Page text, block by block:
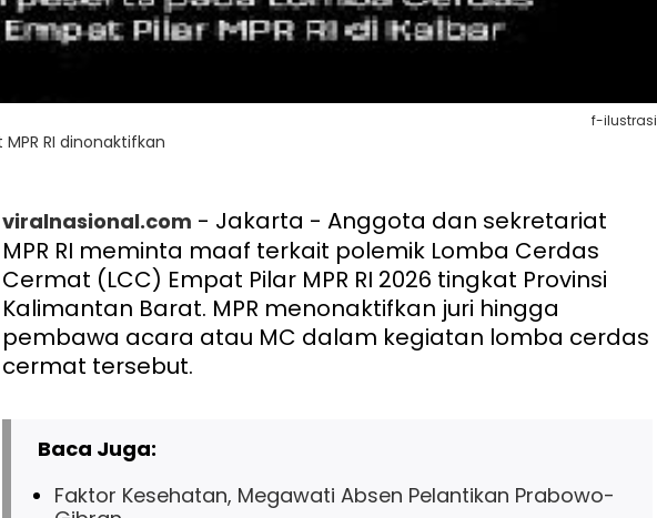
f-ilustrasi
RI dinonaktifkan
viralnasional.com - Jakarta - Anggota dan sekretariat
MPR RI meminta maaf terkait polemik Lomba Cerdas
Cermat (LCC) Empat Pilar MPR RI 2026 tingkat Provinsi
Kalimantan Barat. MPR menonaktifkan juri hingga
pembawa acara atau MC dalam kegiatan lomba cerdas
cermat tersebut.
Baca Juga:
Faktor Kesehatan, Megawati Absen Pelantikan Prabowo-